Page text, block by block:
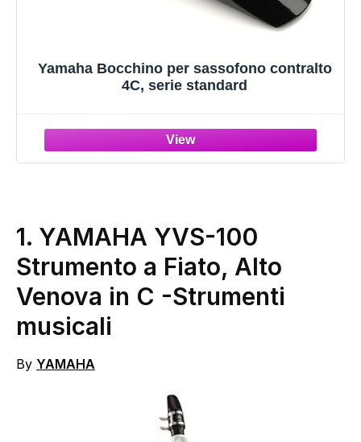
Yamaha Bocchino per sassofono contralto
4C, serie standard
1. YAMAHA YVS-100
Strumento a Fiato, Alto
Venova in C -Strumenti
musicali
By YAMAHA